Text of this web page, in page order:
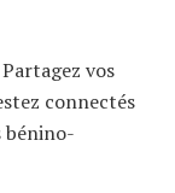
vos
connectés
bénino-